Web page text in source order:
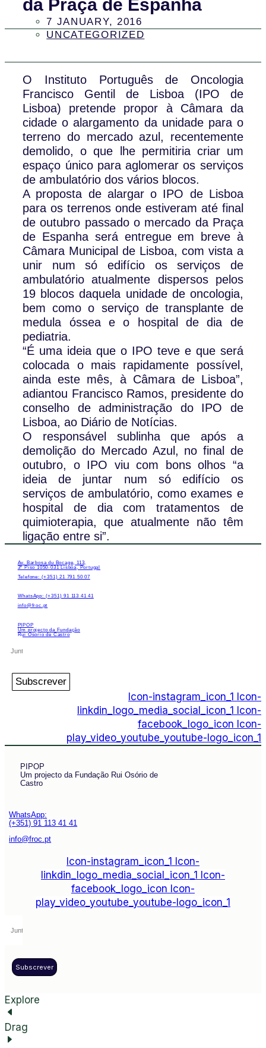
da Praça de Espanha
7 JANUARY, 2016
UNCATEGORIZED
O Instituto Português de Oncologia
Francisco Gentil de Lisboa (IPO de
Lisboa) pretende propor à Câmara da
cidade o alargamento da unidade para o
terreno do mercado azul, recentemente
demolido, o que lhe permitiria criar um
espaço único para aglomerar os serviços
de ambulatório dos vários blocos.
A proposta de alargar o IPO de Lisboa
para os terrenos onde estiveram até final
de outubro passado o mercado da Praça
de Espanha será entregue em breve à
Câmara Municipal de Lisboa, com vista a
unir num só edifício os serviços de
ambulatório atualmente dispersos pelos
19 blocos daquela unidade de oncologia,
bem como o serviço de transplante de
medula óssea e o hospital de dia de
pediatria.
“É uma ideia que o IPO teve e que será
colocada o mais rapidamente possível,
ainda este mês, à Câmara de Lisboa”,
adiantou Francisco Ramos, presidente do
conselho de administração do IPO de
Lisboa, ao Diário de Notícias.
O responsável sublinha que após a
demolição do Mercado Azul, no final de
outubro, o IPO viu com bons olhos “a
ideia de juntar num só edifício os
serviços de ambulatório, como exames e
hospital de dia com tratamentos de
quimioterapia, que atualmente não têm
ligação entre si”.
Av. Barbosa du Bocage, 113,
3º Piso 1050-031 Lisboa, Portugal
Telefone: (+351) 21 791 50 07
WhatsApp: (+351) 91 113 41 41
info@froc.pt
PIPOP
Um projecto da Fundação
Rui Osório de Castro
Subscrever
Icon-instagram_icon_1
Icon-
linkdin_logo_media_social_icon_1
Icon-
facebook_logo_icon Icon-
play_video_youtube_youtube-logo_icon_1
PIPOP
Um projecto da Fundação Rui Osório de
Castro
WhatsApp:
(+351) 91 113 41 41
info@froc.pt
Icon-instagram_icon_1
Icon-
linkdin_logo_media_social_icon_1
Icon-
facebook_logo_icon Icon-
play_video_youtube_youtube-logo_icon_1
Subscrever
Explore
Drag